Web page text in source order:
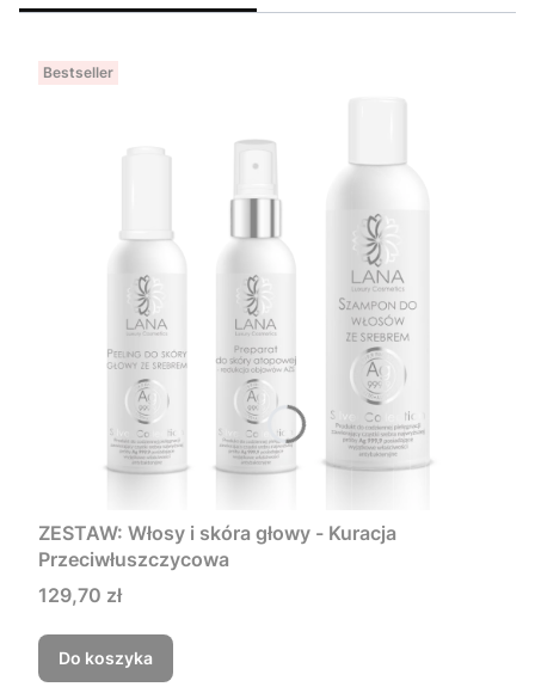
Bestseller
ZESTAW: Włosy i skóra głowy - Kuracja
Przeciwłuszczycowa
129,70 zł
Do koszyka